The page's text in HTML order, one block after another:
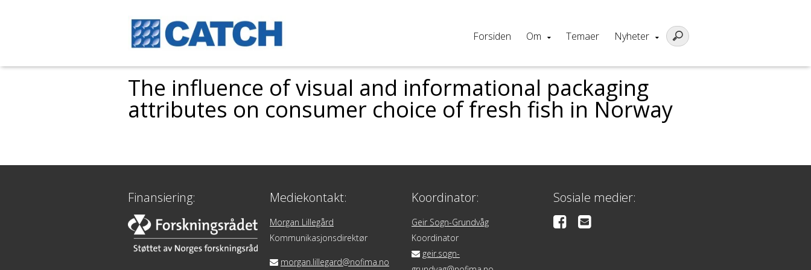
Forsiden Om Temaer Nyheter
The influence of visual and informational packaging
attributes on consumer choice of fresh fish in Norway
Finansiering: Mediekontakt:
Morgan Lillegård
Kommunikasjonsdirektør
morgan.lillegard@nofima.no
Koordinator:
Geir Sogn-Grundvåg
Koordinator
geir.sogn-
Sosiale medier: